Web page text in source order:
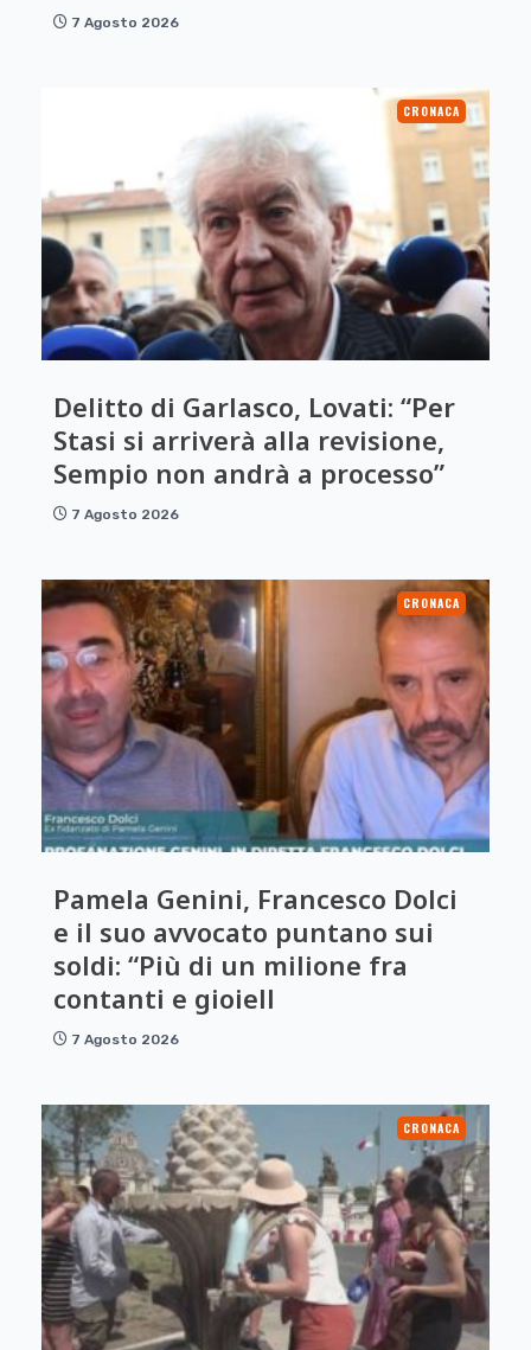
7 Agosto 2026
CRONACA
Delitto di Garlasco, Lovati: “Per
Stasi si arriverà alla revisione,
Sempio non andrà a processo”
7 Agosto 2026
CRONACA
Pamela Genini, Francesco Dolci
e il suo avvocato puntano sui
soldi: “Più di un milione fra
contanti e gioiell
7 Agosto 2026
CRONACA